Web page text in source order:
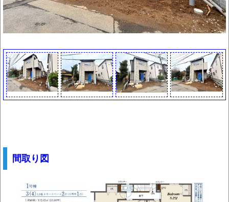
間取り図